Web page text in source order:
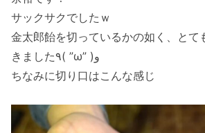
サックサクでしたｗ
金太郎飴を切っているかの如く、とて
きました٩( ”ω” )و
ちなみに切り口はこんな感じ